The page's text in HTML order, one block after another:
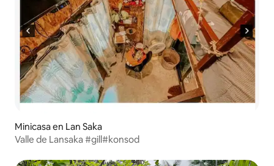
Minicasa en Lan Saka
Valle de Lansaka #gill#konsod